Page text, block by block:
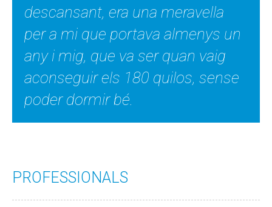
descansant, era una meravella
per a mi que portava almenys un
any i mig, que va ser quan vaig
aconseguir els 180 quilos, sense
poder dormir bé.
PROFESSIONALS